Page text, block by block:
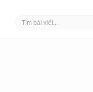
Search
for: